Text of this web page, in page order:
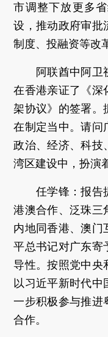
市调整下放更多
设，推动政府审批
制度、投融资等改
阿联酋中阿卫视
在香港亲证了《深
架协议》的签署。
在制定当中。请问
政治、经济、科技
湾区建设中，扮演
任学锋 ：报
港澳合作、泛珠三
内地同香港、澳门
平总书记对广东寄
导性。按照党中央
以习近平新时代
一步积极参与推进
合作。